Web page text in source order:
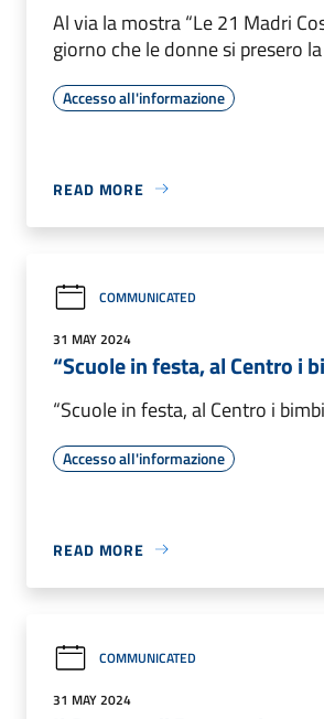
Al via la mostra “Le 21 Madri
giorno che le donne si presero
Accesso all'informazione
READ MORE
COMMUNICATED
31 MAY 2024
“Scuole in festa, al Centro i
“Scuole in festa, al Centro i
Accesso all'informazione
READ MORE
COMMUNICATED
31 MAY 2024